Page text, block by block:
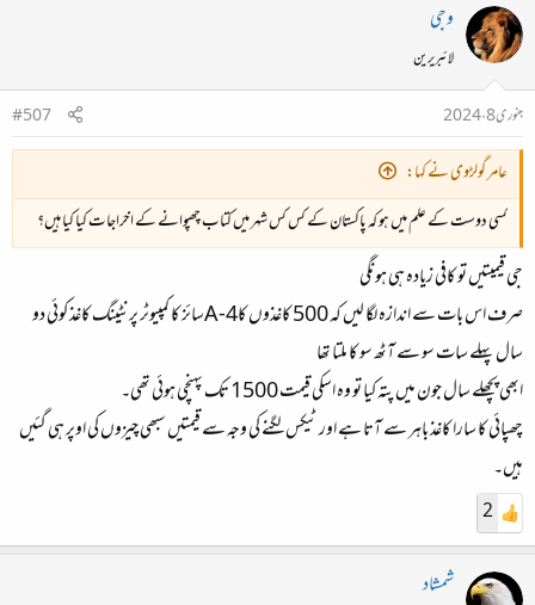
وجی
لائبریرین
جنوری 8، 2024
#507
عامر گولڑوی نے کہا:
کسی دوست کے علم میں ہو کہ پاکستان کے کس کس شہر میں کتاب چھپوانے کے اخراجات کیا کیا ہیں؟
جی قیمیتیں تو کافی زیادہ ہی ہونگی
صرف اس بات سے اندازہ لگا لیں کہ 500 کاغذوں کاA-4سائز کا کمپیوٹر پرنٹینگ کاغذ کوئی دو
سال پہلے سات سو سے آٹھ سو کا ملتا تھا
ابھی پچھلے سال جون میں پتہ کیا تو وہ اسکی قیمت 1500 تک پہنچی ہوئی تھی۔
چھپائی کا سارا کاغذ باہر سے آتا ہے اور ٹیکس لگنے کی وجہ سے قیمتیں سبھی چیزوں کی اوپر ہی گئیں
ہیں۔
2
شمشاد